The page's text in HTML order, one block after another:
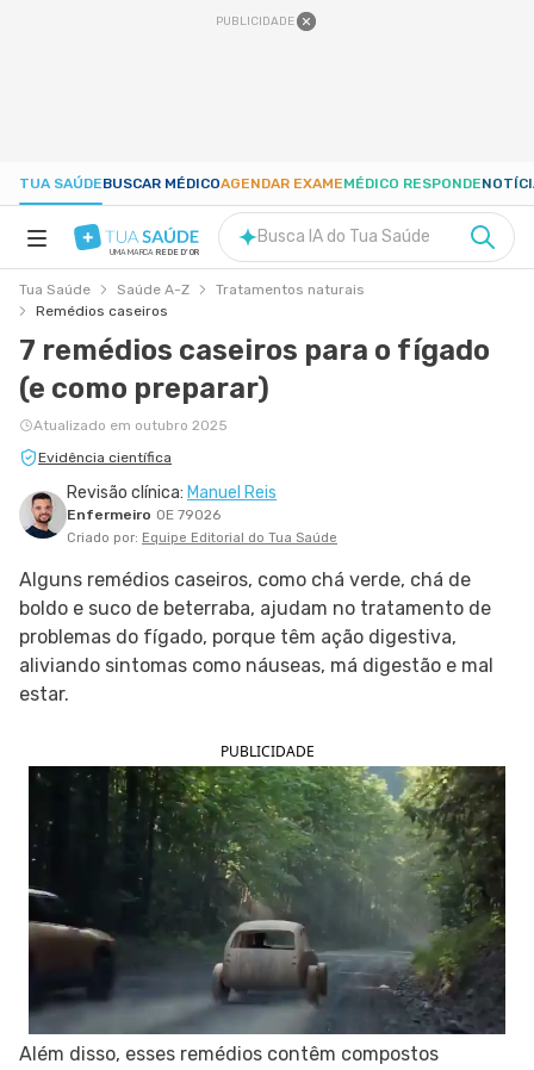
PUBLICIDADE
TUA SAÚDEBUSCAR MÉDICOAGENDAR EXAMEMÉDICO RESPONDE
SAÚDE A-Z
GRAVIDEZ
BEM-ESTAR
SIGA O TUA SAÚDE NAS REDES SOCIAIS
UMA MARCA REDE D'OR
Busca IA do Tua Saúde
Tua Saúde Saúde A-Z
Tratamentos naturais
Remédios caseiros
7 remédios caseiros para o fígado
(e como preparar)
Atualizado em outubro 2025
Evidência científica
Revisão clínica: Manuel Reis
Enfermeiro OE 79026
Criado por: Equipe Editorial do Tua Saúde
Alguns remédios caseiros, como chá verde, chá de
boldo e suco de beterraba, ajudam no tratamento de
problemas do fígado, porque têm ação digestiva,
aliviando sintomas como náuseas, má digestão e mal
estar.
PUBLICIDADE
Além disso, esses remédios contêm compostos